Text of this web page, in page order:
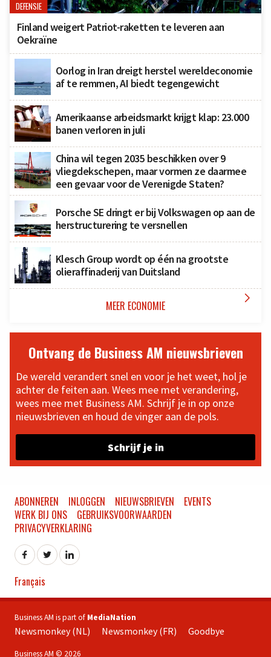
DEFENSIE
Finland weigert Patriot-raketten te leveren aan
Oekraïne
Oorlog in Iran dreigt herstel wereldeconomie
af te remmen, AI biedt tegengewicht
Amerikaanse arbeidsmarkt krijgt klap: 23.000
banen verloren in juli
China wil tegen 2035 beschikken over 9
vliegdekschepen, maar vormen ze daarmee
een gevaar voor de Verenigde Staten?
Porsche SE dringt er bij Volkswagen op aan de
herstructurering te versnellen
Klesch Group wordt op één na grootste
olieraffinaderij van Duitsland
MEER ECONOMIE 
Ontvang de Business AM nieuwsbrieven
De wereld verandert snel en voor je het weet, hol je
achter de feiten aan. Wees mee met verandering,
wees mee met Business AM. Schrijf je in op onze
nieuwsbrieven en houd de vinger aan de pols.
Schrijf je in
ABONNEREN INLOGGEN NIEUWSBRIEVEN
EVENTS
WERK BIJ ONS
GEBRUIKSVOORWAARDEN
PRIVACYVERKLARING
Français
Business AM is part of MediaNation
Newsmonkey (NL) Newsmonkey (FR) Goodbye
Business AM © 2026